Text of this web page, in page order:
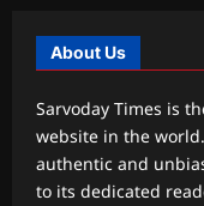
About Us
Sarvoday Times is
website in the
authentic and
to its dedicated